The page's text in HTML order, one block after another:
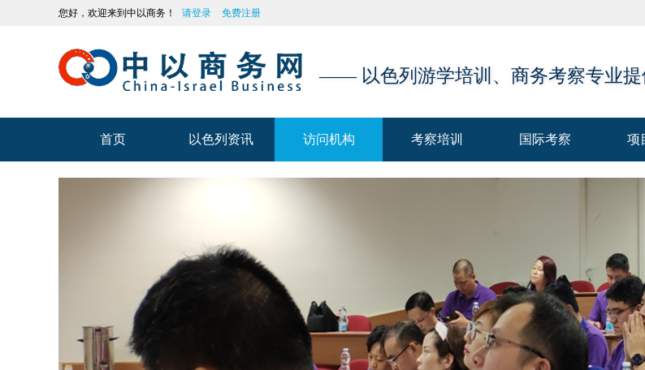
您好，欢迎来到中以商务！ 请登录 免费注册
—— 以色列游学培训、商务考察专业提
首页 以色列资讯 访问机构 考察培训 国际考察 项